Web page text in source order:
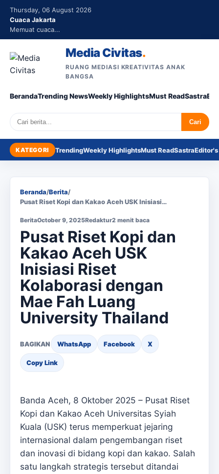
Thursday, 06 August 2026
Cuaca Jakarta
Memuat cuaca...
Media Civitas.
RUANG MEDIASI KREATIVITAS ANAK
BANGSA
BerandaTrending NewsWeekly HighlightsMust ReadSastra
Search Cari
KATEGORI TrendingWeekly HighlightsMust ReadSastra
Beranda/Berita/
Pusat Riset Kopi dan Kakao Aceh USK Inisiasi…
BeritaOctober 9, 2025Redaktur2 menit baca
Pusat Riset Kopi dan
Kakao Aceh USK
Inisiasi Riset
Kolaborasi dengan
Mae Fah Luang
University Thailand
BAGIKAN WhatsApp Facebook X
Copy Link
Banda Aceh, 8 Oktober 2025 – Pusat Riset
Kopi dan Kakao Aceh Universitas Syiah
Kuala (USK) terus memperkuat jejaring
internasional dalam pengembangan riset
dan inovasi di bidang kopi dan kakao. Salah
satu langkah strategis tersebut ditandai